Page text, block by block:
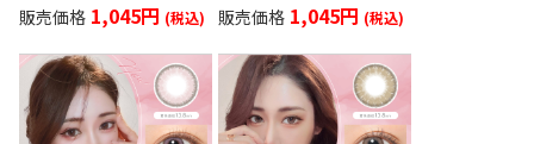
1,045円 1,045円